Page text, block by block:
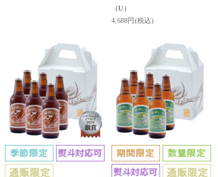
（U）
4,688円(税込)